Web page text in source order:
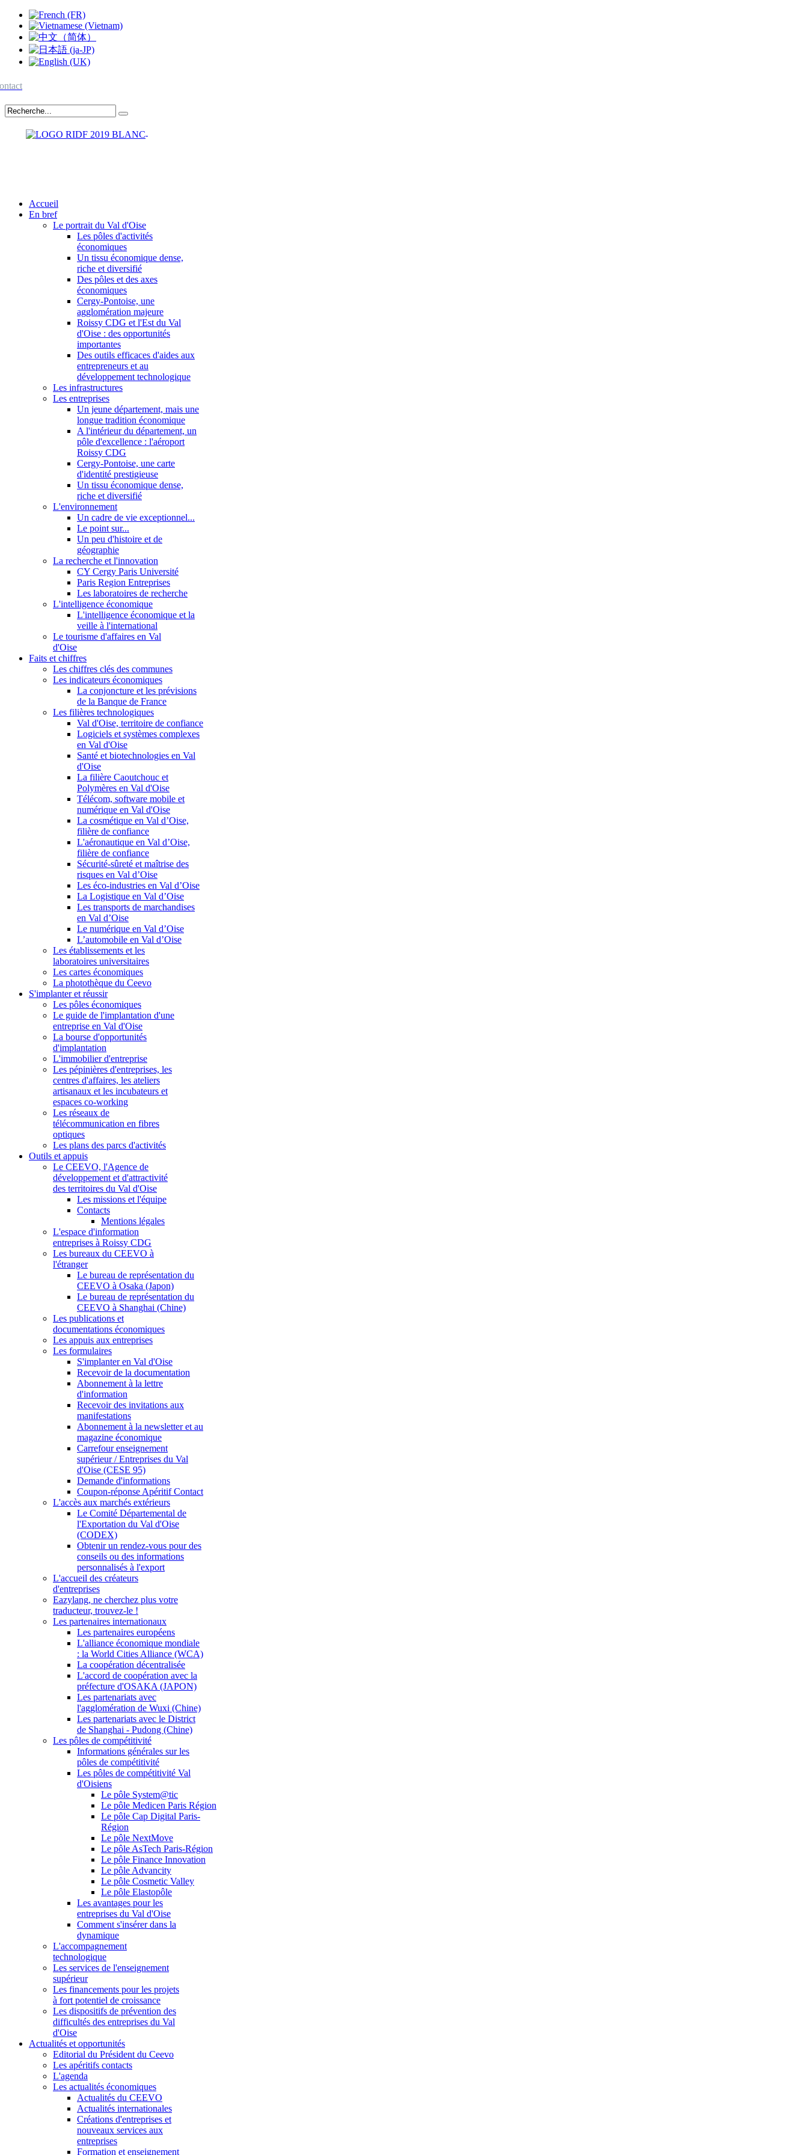
Accueil
En bref
Le portrait du Val d'Oise
Les pôles d'activités
économiques
Un tissu économique dense,
riche et diversifié
Des pôles et des axes
économiques
Cergy-Pontoise, une
agglomération majeure
Roissy CDG et l'Est du Val
d'Oise : des opportunités
importantes
Des outils efficaces d'aides aux
entrepreneurs et au
développement technologique
Les infrastructures
Les entreprises
Un jeune département, mais une
longue tradition économique
A l'intérieur du département, un
pôle d'excellence : l'aéroport
Roissy CDG
Cergy-Pontoise, une carte
d'identité prestigieuse
Un tissu économique dense,
riche et diversifié
L'environnement
Un cadre de vie exceptionnel...
Le point sur...
Un peu d'histoire et de
géographie
La recherche et l'innovation
CY Cergy Paris Université
Paris Region Entreprises
Les laboratoires de recherche
L'intelligence économique
L'intelligence économique et la
veille à l'international
Le tourisme d'affaires en Val
d'Oise
Faits et chiffres
Les chiffres clés des communes
Les indicateurs économiques
La conjoncture et les prévisions
de la Banque de France
Les filières technologiques
Val d'Oise, territoire de confiance
Logiciels et systèmes complexes
en Val d'Oise
Santé et biotechnologies en Val
d'Oise
La filière Caoutchouc et
Polymères en Val d'Oise
Télécom, software mobile et
numérique en Val d'Oise
La cosmétique en Val d’Oise,
filière de confiance
L'aéronautique en Val d’Oise,
filière de confiance
Sécurité-sûreté et maîtrise des
risques en Val d’Oise
Les éco-industries en Val d’Oise
La Logistique en Val d’Oise
Les transports de marchandises
en Val d’Oise
Le numérique en Val d’Oise
L’automobile en Val d’Oise
Les établissements et les
laboratoires universitaires
Les cartes économiques
La photothèque du Ceevo
S'implanter et réussir
Les pôles économiques
Le guide de l'implantation d'une
entreprise en Val d'Oise
La bourse d'opportunités
d'implantation
L'immobilier d'entreprise
Les pépinières d'entreprises, les
centres d'affaires, les ateliers
artisanaux et les incubateurs et
espaces co-working
Les réseaux de
télécommunication en fibres
optiques
Les plans des parcs d'activités
Outils et appuis
Le CEEVO, l'Agence de
développement et d'attractivité
des territoires du Val d'Oise
Les missions et l'équipe
Contacts
Mentions légales
L'espace d'information
entreprises à Roissy CDG
Les bureaux du CEEVO à
l'étranger
Le bureau de représentation du
CEEVO à Osaka (Japon)
Le bureau de représentation du
CEEVO à Shanghai (Chine)
Les publications et
documentations économiques
Les appuis aux entreprises
Les formulaires
S'implanter en Val d'Oise
Recevoir de la documentation
Abonnement à la lettre
d'information
Recevoir des invitations aux
manifestations
Abonnement à la newsletter et au
magazine économique
Carrefour enseignement
supérieur / Entreprises du Val
d'Oise (CESE 95)
Demande d'informations
Coupon-réponse Apéritif Contact
L'accès aux marchés extérieurs
Le Comité Départemental de
l'Exportation du Val d'Oise
(CODEX)
Obtenir un rendez-vous pour des
conseils ou des informations
personnalisés à l'export
L'accueil des créateurs
d'entreprises
Eazylang, ne cherchez plus votre
traducteur, trouvez-le !
Les partenaires internationaux
Les partenaires européens
L'alliance économique mondiale
: la World Cities Alliance (WCA)
La coopération décentralisée
L'accord de coopération avec la
préfecture d'OSAKA (JAPON)
Les partenariats avec
l'agglomération de Wuxi (Chine)
Les partenariats avec le District
de Shanghai - Pudong (Chine)
Les pôles de compétitivité
Informations générales sur les
pôles de compétitivité
Les pôles de compétitivité Val
d'Oisiens
Le pôle System@tic
Le pôle Medicen Paris Région
Le pôle Cap Digital Paris-
Région
Le pôle NextMove
Le pôle AsTech Paris-Région
Le pôle Finance Innovation
Le pôle Advancity
Le pôle Cosmetic Valley
Le pôle Elastopôle
Les avantages pour les
entreprises du Val d'Oise
Comment s'insérer dans la
dynamique
L'accompagnement
technologique
Les services de l'enseignement
supérieur
Les financements pour les projets
à fort potentiel de croissance
Les dispositifs de prévention des
difficultés des entreprises du Val
d'Oise
Actualités et opportunités
Editorial du Président du Ceevo
Les apéritifs contacts
L'agenda
Les actualités économiques
Actualités du CEEVO
Actualités internationales
Créations d'entreprises et
nouveaux services aux
entreprises
Formation et enseignement